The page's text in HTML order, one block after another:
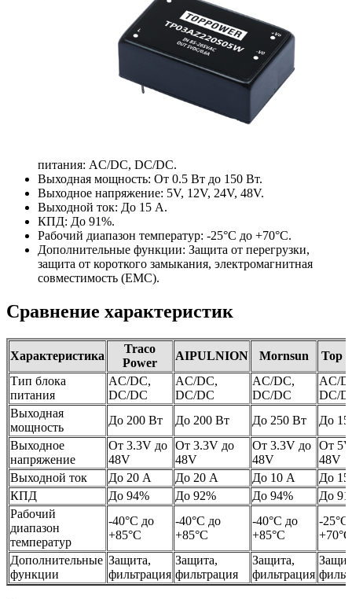
питания: AC/DC, DC/DC.
Выходная мощность: От 0.5 Вт до 150 Вт.
Выходное напряжение: 5V, 12V, 24V, 48V.
Выходной ток: До 15 А.
КПД: До 91%.
Рабочий диапазон температур: -25°C до +70°C.
Дополнительные функции: Защита от перегрузки,
защита от короткого замыкания, электромагнитная
совместимость (EMC).
Сравнение характеристик
Характеристика
Traco
Power
AIPULNION Mornsun
Top
Тип блока
питания
AC/DC,
DC/DC
AC/DC,
DC/DC
AC/DC,
DC/DC
AC/
DC/
Выходная
мощность
До 200 Вт До 200 Вт До 250 Вт
До
Выходное
напряжение
От 3.3V до
48V
От 3.3V до
48V
От 3.3V до
48V
От
48V
Выходной ток
До 20 А До 20 А До 10 А
До
КПД
До 94% До 92% До 94%
До
Рабочий
диапазон
температур
-40°C до
+85°C
-40°C до
+85°C
-40°C до
+85°C
-25°C
+70°C
Дополнительные
функции
Защита,
фильтрация
Защита,
фильтрация
Защита,
фильтрация